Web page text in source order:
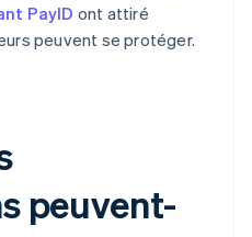
PayID ont attiré
peuvent se protéger.
peuvent-